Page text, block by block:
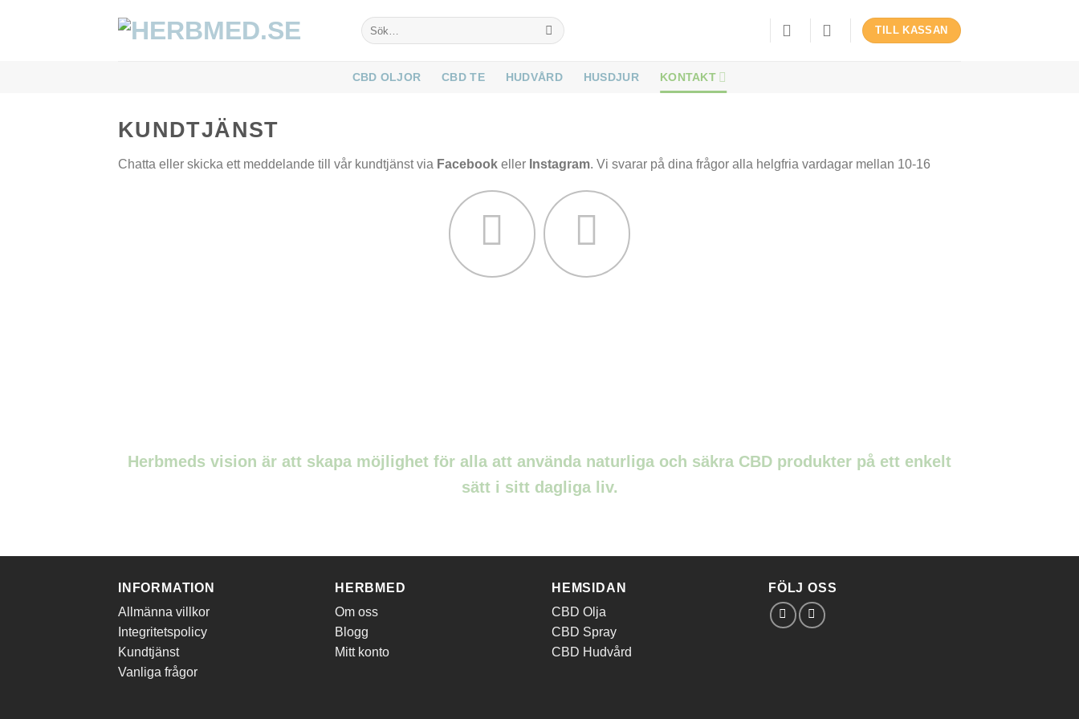
Sök
efter:
TILL KASSAN
CBD OLJOR CBD TE HUDVÅRD HUSDJUR KONTAKT
KUNDTJÄNST
Chatta eller skicka ett meddelande till vår kundtjänst via Facebook eller Instagram. Vi svarar på dina frågor alla helgfria vardagar mellan 10-16
Herbmeds vision är att skapa möjlighet för alla att använda naturliga och säkra CBD produkter på ett enkelt
sätt i sitt dagliga liv.
INFORMATION
Allmänna villkor
Integritetspolicy
Kundtjänst
Vanliga frågor
HERBMED
Om oss
Blogg
Mitt konto
HEMSIDAN
CBD Olja
CBD Spray
CBD Hudvård
FÖLJ OSS